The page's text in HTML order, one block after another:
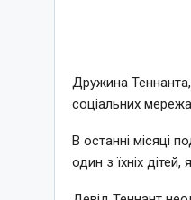
Дружина
соціальних
В останні місяці
один з їхніх